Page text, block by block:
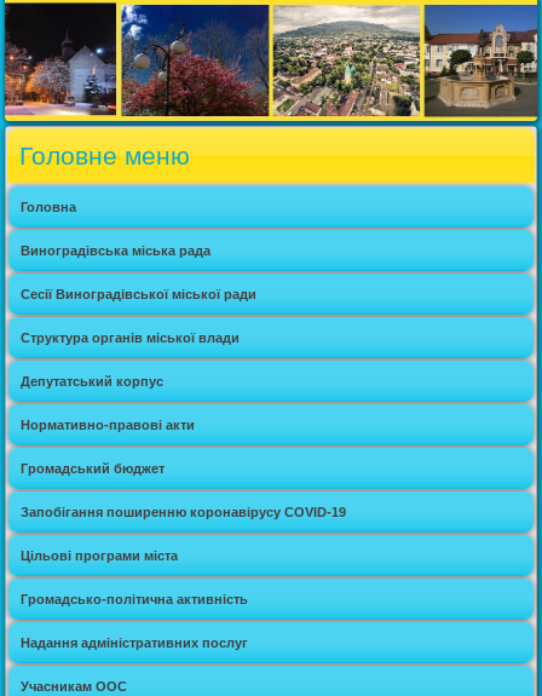
Головне меню
Головна
Виноградівська міська рада
Сесії Виноградівської міської ради
Структура органів міської влади
Депутатський корпус
Нормативно-правові акти
Громадський бюджет
Запобігання поширенню коронавірусу COVID-19
Цільові програми міста
Громадсько-політична активність
Надання адміністративних послуг
Учасникам ООС